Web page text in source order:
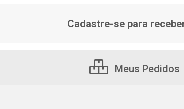
Cadastre-se para
Meus Pedidos